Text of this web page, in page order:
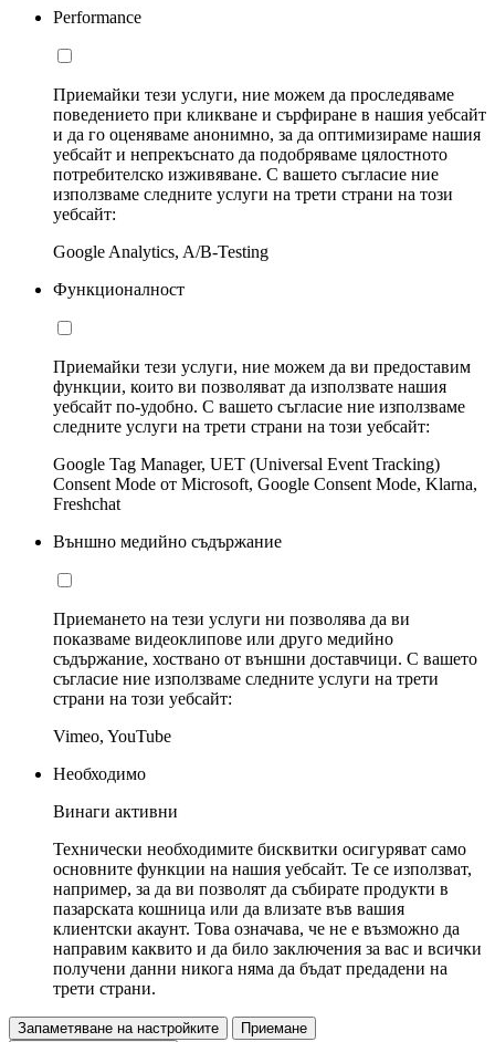
Performance
Приемайки тези услуги, ние можем да проследяваме
поведението при кликване и сърфиране в нашия уебсайт
и да го оценяваме анонимно, за да оптимизираме нашия
уебсайт и непрекъснато да подобряваме цялостното
потребителско изживяване. С вашето съгласие ние
използваме следните услуги на трети страни на този
уебсайт:
Google Analytics, A/B-Testing
Функционалност
Приемайки тези услуги, ние можем да ви предоставим
функции, които ви позволяват да използвате нашия
уебсайт по-удобно. С вашето съгласие ние използваме
следните услуги на трети страни на този уебсайт:
Google Tag Manager, UET (Universal Event Tracking)
Consent Mode от Microsoft, Google Consent Mode, Klarna,
Freshchat
Външно медийно съдържание
Приемането на тези услуги ни позволява да ви
показваме видеоклипове или друго медийно
съдържание, хоствано от външни доставчици. С вашето
съгласие ние използваме следните услуги на трети
страни на този уебсайт:
Vimeo, YouTube
Необходимо
Винаги активни
Технически необходимите бисквитки осигуряват само
основните функции на нашия уебсайт. Те се използват,
например, за да ви позволят да събирате продукти в
пазарската кошница или да влизате във вашия
клиентски акаунт. Това означава, че не е възможно да
направим каквито и да било заключения за вас и всички
получени данни никога няма да бъдат предадени на
трети страни.
Запаметяване на настройките Приемане